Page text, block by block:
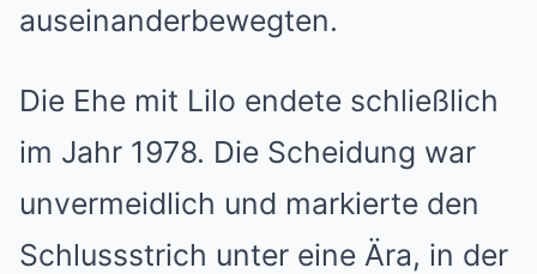
auseinanderbewegten.
Die Ehe mit Lilo endete schließlich
im Jahr 1978. Die Scheidung war
unvermeidlich und markierte den
Schlussstrich unter eine Ära, in der